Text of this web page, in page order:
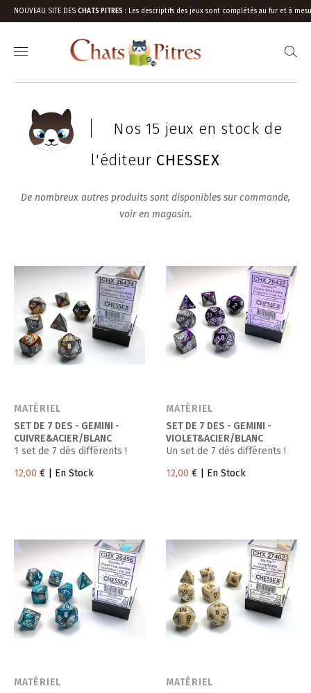
NOUVEAU SITE DES CHATS PITRES : Les descriptifs des jeux sont complétés au fur et à
Nos 15 jeux en stock de
l'éditeur CHESSEX
De nombreux autres produits sont disponibles sur commande,
voir en magasin.
MATÉRIEL
SET DE 7 DES - GEMINI -
CUIVRE&ACIER/BLANC
1 set de 7 dés différents !
12,00 € | En Stock
MATÉRIEL
SET DE 7 DES - GEMINI -
VIOLET&ACIER/BLANC
Un set de 7 dés différents !
12,00 € | En Stock
MATÉRIEL
MATÉRIEL